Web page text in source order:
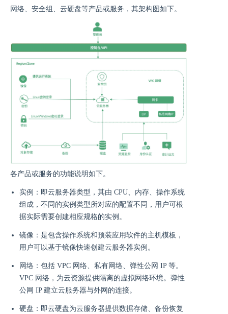
网络、安全组、云硬盘等产品或服务，其架构图如下。
各产品或服务的功能说明如下。
实例：即云服务器类型，其由 CPU、内存、操作系统
组成，不同的实例类型所对应的配置不同，用户可根
据实际需要创建相应规格的实例。
镜像：是包含操作系统和预装应用软件的主机模板，
用户可以基于镜像快速创建云服务器实例。
网络：包括 VPC 网络、私有网络、弹性公网 IP 等。
VPC 网络，为云资源提供隔离的虚拟网络环境。弹性
公网 IP 建立云服务器与外网的连接。
硬盘：即云硬盘为云服务器提供数据存储、备份恢复